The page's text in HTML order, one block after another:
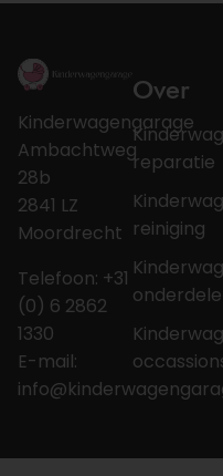
Kinderwagengarage
Ambachtweg
28b
2841 LZ
Moordrecht
Telefoon: +31
(0) 6 2862
1330
E-mail:
Over
reparatie
reiniging